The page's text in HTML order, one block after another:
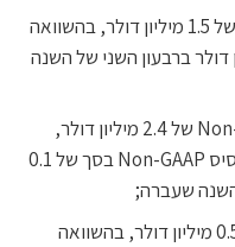
רווח תפעולי על בסיס GAAP של 1.5 מיליון דולר, בהשוואה
של 0.4 מיליון דולר ברבעון השני של השנה
רווח תפעולי על בסיס Non-GAAP של 2.4 מיליון דולר,
בהשוואה לרווח תפעולי על בסיס Non-GAAP בסך של 0.1
השנה שעברה;
רווח נקי על בסיס GAAP של 0.5 מיליון דולר, בהשוואה